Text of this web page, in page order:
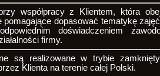
współpracy z Klientem, która
pomagające dopasować tematykę
doświadczeniem
firmy.
są realizowane w trybie
Klienta na terenie całej Polski.